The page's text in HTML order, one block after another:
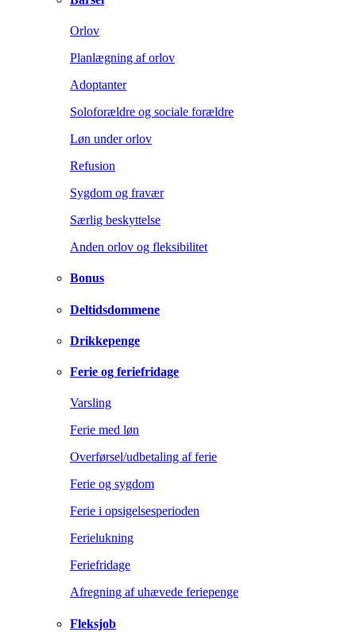
Orlov
Planlægning af orlov
Adoptanter
Soloforældre og sociale forældre
Løn under orlov
Refusion
Sygdom og fravær
Særlig beskyttelse
Anden orlov og fleksibilitet
Bonus
Deltidsdommene
Drikkepenge
Ferie og feriefridage
Varsling
Ferie med løn
Overførsel/udbetaling af ferie
Ferie og sygdom
Ferie i opsigelsesperioden
Ferielukning
Feriefridage
Afregning af uhævede feriepenge
Fleksjob